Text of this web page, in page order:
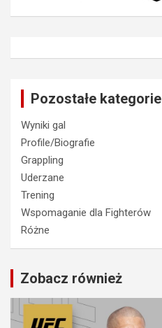
Pozostałe kategorie
Wyniki gal
Profile/Biografie
Grappling
Uderzane
Trening
Wspomaganie dla Fighterów
Różne
Zobacz również